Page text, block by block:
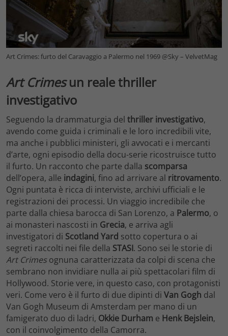
Art Crimes: furto del Caravaggio a Palermo nel 1969 @Sky – VelvetMag
Art Crimesun reale thriller
investigativo
Seguendo la drammaturgia del thriller investigativo,
avendo come guida i criminali e le loro incredibili vite,
ma anche i pubblici ministeri, gli avvocati e i mercanti
d’arte, ogni episodio della docu-serie ricostruisce tutto
il furto. Un racconto che parte dalla scomparsa
dell’opera, alle indagini, fino ad arrivare al ritrovamento.
Ogni puntata è ricca di interviste, archivi ufficiali e le
registrazioni dei processi. Un viaggio incredibile che
parte dalla chiesa barocca di San Lorenzo, a Palermo, o
ai monasteri nascosti in Grecia, e arriva agli
investigatori di Scotland Yard sotto copertura o ai
segreti raccolti nei file della STASI. Sono sei le storie di
Art Crimes ognuna caratterizzata da colpi di scena che
sembrano non invidiare nulla ai più spettacolari film di
Hollywood. Storie vere, in questo caso, con protagonisti
veri. Come vero è il furto di due dipinti di Van Gogh dal
Van Gogh Museum di Amsterdam per mano di un
famigerato duo di ladri, Okkie Durham e Henk Bejslein,
con il coinvolgimento della Camorra.